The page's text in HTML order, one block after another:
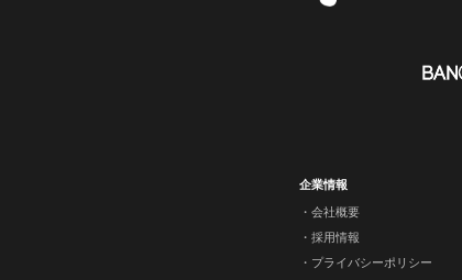
企業情報
会社概要
採用情報
プライバシーポリシー